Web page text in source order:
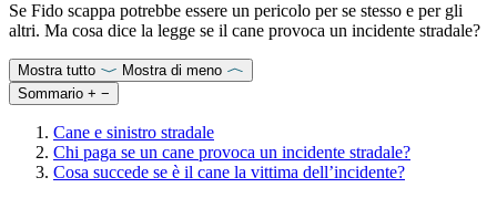
Se Fido scappa potrebbe essere un pericolo per se stesso e per gli
altri. Ma cosa dice la legge se il cane provoca un incidente stradale?
Mostra tutto
Mostra di meno
Sommario + −
Cane e sinistro stradale
Chi paga se un cane provoca un incidente stradale?
Cosa succede se è il cane la vittima dell’incidente?